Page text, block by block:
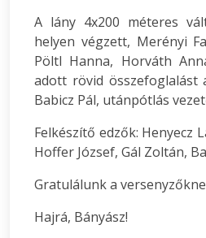
A lány 4x200 méteres
helyen végzett, Merényi
Pöltl Hanna, Horváth
adott rövid összefoglalást
Babicz Pál, utánpótlás
Felkészítő edzők: Henyecz
Hoffer József, Gál Zoltán,
Gratulálunk a
Hajrá, Bányász!